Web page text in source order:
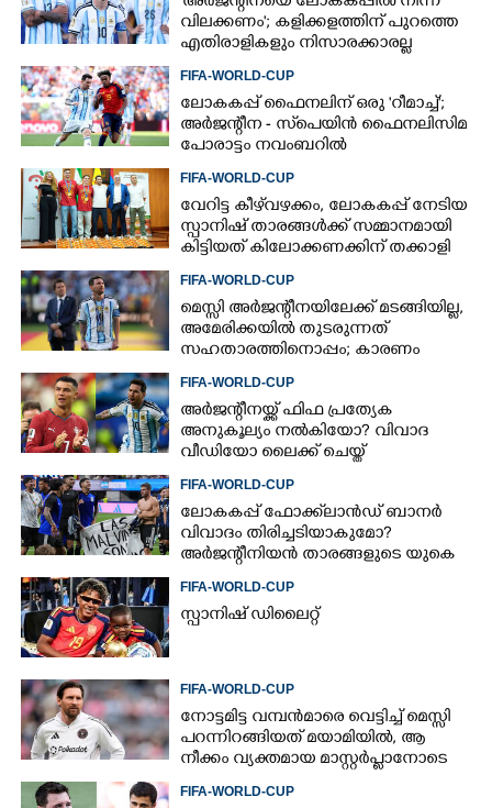
വിലക്കണം'; കളിക്കളത്തിന് പുറത്തെ
എതിരാളികളും നിസാരക്കാരല്ല
FIFA-WORLD-CUP
ലോകകപ്പ് ഫൈനലിന് ഒരു 'റീമാച്ച്';
അര്‍ജന്റീന - സ്‌പെയിന്‍ ഫൈനലിസിമ
പോരാട്ടം നവംബറില്‍
FIFA-WORLD-CUP
വേറിട്ട കീഴ്‌‌വഴക്കം,​ ലോകകപ്പ് നേടിയ
സ്പാനിഷ് താരങ്ങൾക്ക് സമ്മാനമായി
കിട്ടിയത് കിലോക്കണക്കിന് തക്കാളി
FIFA-WORLD-CUP
മെസ്സി അര്‍ജന്റീനയിലേക്ക് മടങ്ങിയില്ല,
അമേരിക്കയില്‍ തുടരുന്നത്
സഹതാരത്തിനൊപ്പം; കാരണം
FIFA-WORLD-CUP
അർജന്റീനയ്ക്ക് ഫിഫ പ്രത്യേക
അനുകൂല്യം നൽകിയോ? വിവാദ
വീഡിയോ ലൈക്ക് ചെയ്ത്
FIFA-WORLD-CUP
ലോകകപ്പ് ഫോക്ക്‌ലാൻഡ് ബാനർ
വിവാദം തിരിച്ചടിയാകുമോ?
അർജന്റീനിയൻ താരങ്ങളുടെ യുകെ
FIFA-WORLD-CUP
സ്പാനിഷ് ഡിലൈറ്റ്
FIFA-WORLD-CUP
നോട്ടമിട്ട വമ്പന്‍മാരെ വെട്ടിച്ച് മെസ്സി
പറന്നിറങ്ങിയത് മയാമിയില്‍, ആ
നീക്കം വ്യക്തമായ മാസ്റ്റര്‍പ്ലാനോടെ
FIFA-WORLD-CUP